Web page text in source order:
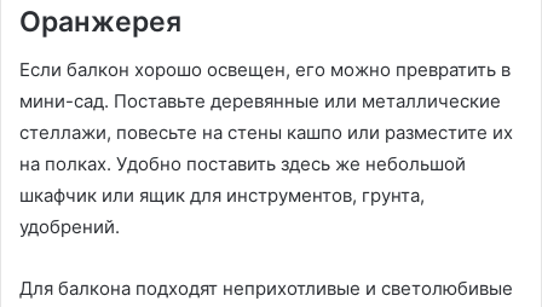
Оранжерея
Если балкон хорошо освещен, его можно превратить в
мини-сад. Поставьте деревянные или металлические
стеллажи, повесьте на стены кашпо или разместите их
на полках. Удобно поставить здесь же небольшой
шкафчик или ящик для инструментов, грунта,
удобрений.
Для балкона подходят неприхотливые и светолюбивые